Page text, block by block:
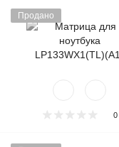
Продано
0